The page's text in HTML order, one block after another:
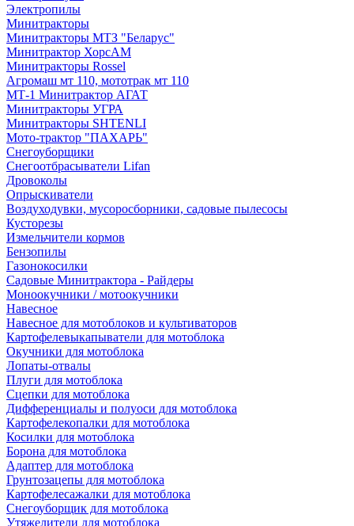
Электропилы
Минитракторы
Минитракторы МТЗ "Беларус"
Минитрактор ХорсАМ
Минитракторы Rossel
Агромаш мт 110, мототрак мт 110
МТ-1 Минитрактор АГАТ
Минитракторы УГРА
Минитракторы SHTENLI
Мото-трактор "ПАХАРЬ"
Снегоуборщики
Снегоотбрасыватели Lifan
Дровоколы
Опрыскиватели
Воздуходувки, мусоросборники, cадовые пылесосы
Кусторезы
Измельчители кормов
Бензопилы
Газонокосилки
Садовые Минитрактора - Райдеры
Моноокучники / мотоокучники
Навесное
Навесное для мотоблоков и культиваторов
Картофелевыкапыватели для мотоблока
Окучники для мотоблока
Лопаты-отвалы
Плуги для мотоблока
Сцепки для мотоблока
Дифференциалы и полуоси для мотоблока
Картофелекопалки для мотоблока
Косилки для мотоблока
Борона для мотоблока
Адаптер для мотоблока
Грунтозацепы для мотоблока
Картофелесажалки для мотоблока
Снегоуборщик для мотоблока
Утяжелители для мотоблока